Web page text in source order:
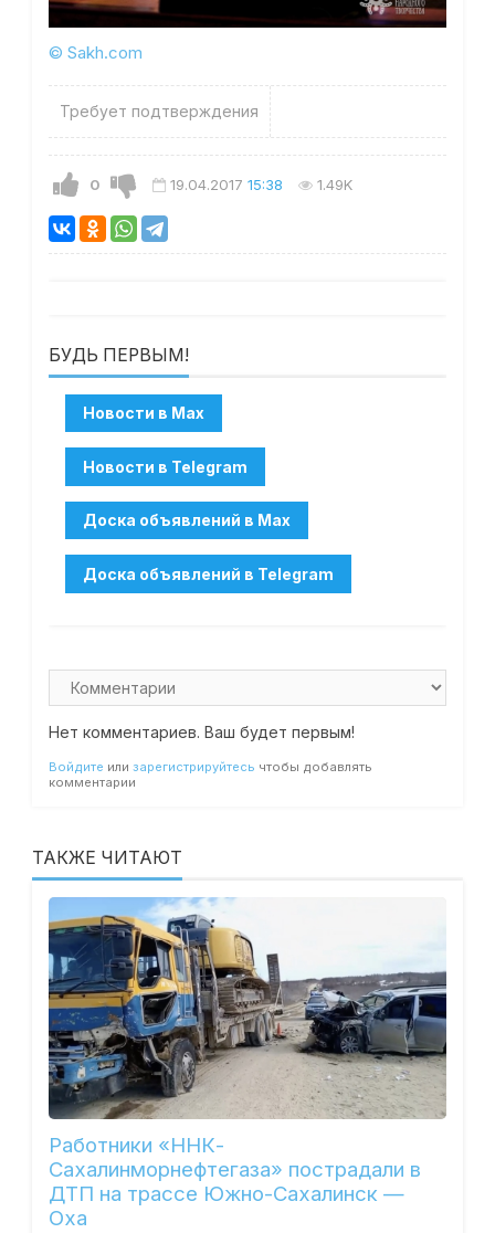
© Sakh.com
Требует подтверждения
0 19.04.2017 15:38 1.49K
БУДЬ ПЕРВЫМ!
Нет комментариев. Ваш будет первым!
Войдите или зарегистрируйтесь чтобы добавлять
комментарии
ТАКЖЕ ЧИТАЮТ
Работники «ННК-
Сахалинморнефтегаза» пострадали в
ДТП на трассе Южно-Сахалинск —
Оха